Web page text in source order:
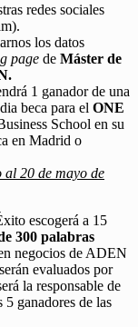
redes sociales
los datos
page de Máster de
1 ganador de una
beca para el ONE
School en su
en Madrid o
al 20 de mayo de
escogerá a 15
300 palabras
negocios de ADEN
evaluados por
la responsable de
5 ganadores de las